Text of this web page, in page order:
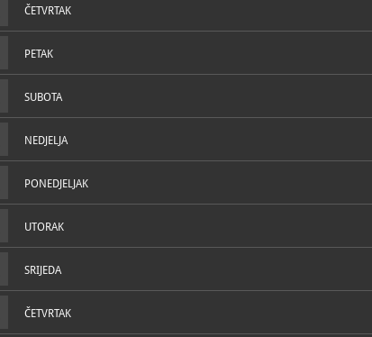
ČETVRTAK
PETAK
SUBOTA
NEDJELJA
PONEDJELJAK
UTORAK
SRIJEDA
ČETVRTAK